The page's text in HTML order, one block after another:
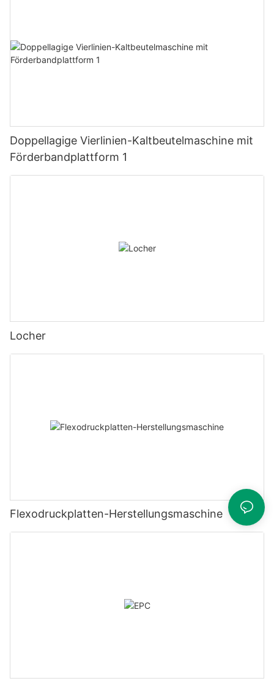
Doppellagige Vierlinien-Kaltbeutelmaschine mit
Förderbandplattform 1
Locher
Flexodruckplatten-Herstellungsmaschine